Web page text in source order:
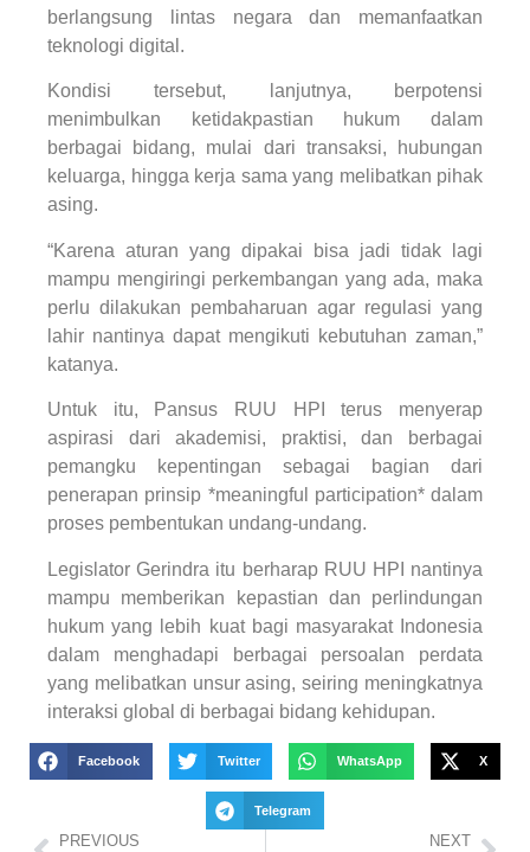
berlangsung lintas negara dan memanfaatkan
teknologi digital.
Kondisi tersebut, lanjutnya, berpotensi
menimbulkan ketidakpastian hukum dalam
berbagai bidang, mulai dari transaksi, hubungan
keluarga, hingga kerja sama yang melibatkan pihak
asing.
“Karena aturan yang dipakai bisa jadi tidak lagi
mampu mengiringi perkembangan yang ada, maka
perlu dilakukan pembaharuan agar regulasi yang
lahir nantinya dapat mengikuti kebutuhan zaman,”
katanya.
Untuk itu, Pansus RUU HPI terus menyerap
aspirasi dari akademisi, praktisi, dan berbagai
pemangku kepentingan sebagai bagian dari
penerapan prinsip *meaningful participation* dalam
proses pembentukan undang-undang.
Legislator Gerindra itu berharap RUU HPI nantinya
mampu memberikan kepastian dan perlindungan
hukum yang lebih kuat bagi masyarakat Indonesia
dalam menghadapi berbagai persoalan perdata
yang melibatkan unsur asing, seiring meningkatnya
interaksi global di berbagai bidang kehidupan.
Facebook Twitter WhatsApp X
Telegram
PREVIOUS NEXT